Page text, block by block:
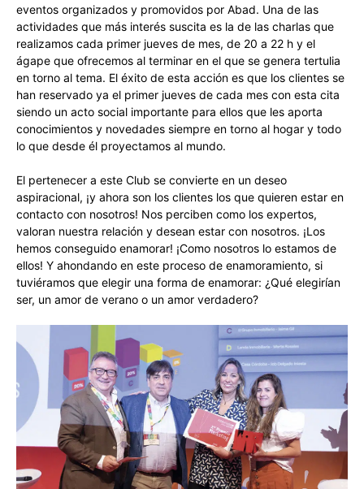
eventos organizados y promovidos por Abad. Una de las
actividades que más interés suscita es la de las charlas que
realizamos cada primer jueves de mes, de 20 a 22 h y el
ágape que ofrecemos al terminar en el que se genera tertulia
en torno al tema. El éxito de esta acción es que los clientes se
han reservado ya el primer jueves de cada mes con esta cita
siendo un acto social importante para ellos que les aporta
conocimientos y novedades siempre en torno al hogar y todo
lo que desde él proyectamos al mundo.
El pertenecer a este Club se convierte en un deseo
aspiracional, ¡y ahora son los clientes los que quieren estar en
contacto con nosotros! Nos perciben como los expertos,
valoran nuestra relación y desean estar con nosotros. ¡Los
hemos conseguido enamorar! ¡Como nosotros lo estamos de
ellos! Y ahondando en este proceso de enamoramiento, si
tuviéramos que elegir una forma de enamorar: ¿Qué elegirían
ser, un amor de verano o un amor verdadero?